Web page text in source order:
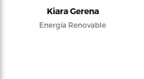
Kiara Gerena
Energía Renovable